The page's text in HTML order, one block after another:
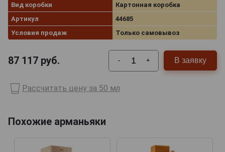
Вид коробки
Картонная коробка
Артикул
44685
Условия продаж
Только самовывоз
87 117 руб. - + В заявку
Рассчитать цену за 50 мл
Похожие арманьяки